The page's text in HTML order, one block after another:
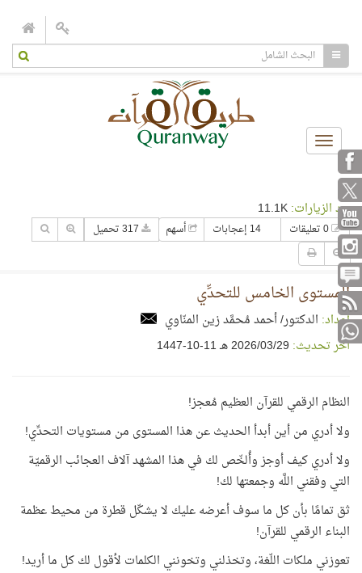
Toggle
navigation
عدد الزيارات:
14 إعجابات أسهم
المستوى الخامس للتحدِّي
إعداد: الدكتور/ أحمد مُحمَّد زين المنّاوي
آخر تحديث: 29‏/03‏/2026 هـ 11-10-1447
النظام الرقمي للقرآن العظيم مُعجز!
ولا أدري من أين أبدأ الحديث عن هذا المستوى من مستويات التحدِّي!
ولا أدري كيف أوجز وأُلخّص لك في هذا المشهد آلاف العجائب الرقميّة
التي وفقني اللَّه وجمعتها لك!
ثق تمامًا بأن كل ما سوف أعرضه عليك لا يشكّل قطرة من محيط عظمة
البناء الرقمي للقرآن!
تعوزني ملكات اللّغة، وتخذلني وتخونني الكلمات لأقول لك كل ما أريد!